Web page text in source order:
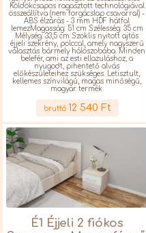
Köldökcsapos ragasztott technológiával
összeállítva (nem forgácslap csavarral) -
ABS élzárás - 3 mm HDF hátfal
lemezMagasság: 51 cm Szélesség: 35 cm
Mélység: 33,5 cm Szoklis nyitott ajtós
éjjeli szekrény, polccal, amely nagyszerű
választás bármely hálószobába. Minden
belefér, ami az esti ellazuláshoz, a
nyugodt, pihentető alvás
előkészületeihez szükséges. Letisztult,
kellemes színvilágú, magas minőségű,
magyar termék.
Részletek
bruttó 12 540 Ft
É1 Éjjeli 2 fiókos